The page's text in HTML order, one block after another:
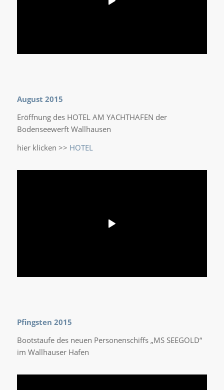
August 2015
Eröffnung des HOTEL AM YACHTHAFEN der
Bodenseewerft Wallhausen
hier klicken >> HOTEL
Pfingsten 2015
Bootstaufe des neuen Personenschiffs „MS SEEGOLD“
im Wallhauser Hafen